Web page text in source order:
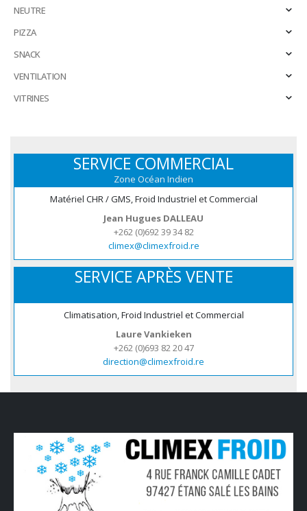
NEUTRE
PIZZA
SNACK
VENTILATION
VITRINES
SERVICE COMMERCIAL
Zone Océan Indien
Matériel CHR / GMS, Froid Industriel et Commercial
Jean Hugues DALLEAU
+262 (0)692 39 34 82
climex@climexfroid.re
SERVICE APRÈS VENTE
Climatisation, Froid Industriel et Commercial
Laure Vankieken
+262 (0)693 82 20 47
direction@climexfroid.re